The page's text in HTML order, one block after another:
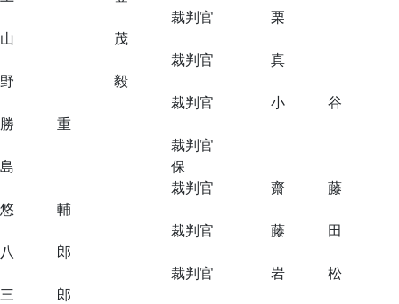
裁判官 栗
山 茂
裁判官 真
野 毅
裁判官 小 谷
勝 重
裁判官
島 保
裁判官 齋 藤
悠 輔
裁判官 藤 田
八 郎
裁判官 岩 松
三 郎